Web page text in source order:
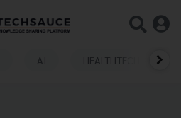
AI HEALTHTECH